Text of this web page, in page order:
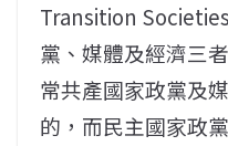
Transition
黨、媒體及經濟三
常共產國家政黨及
的，而民主國家政